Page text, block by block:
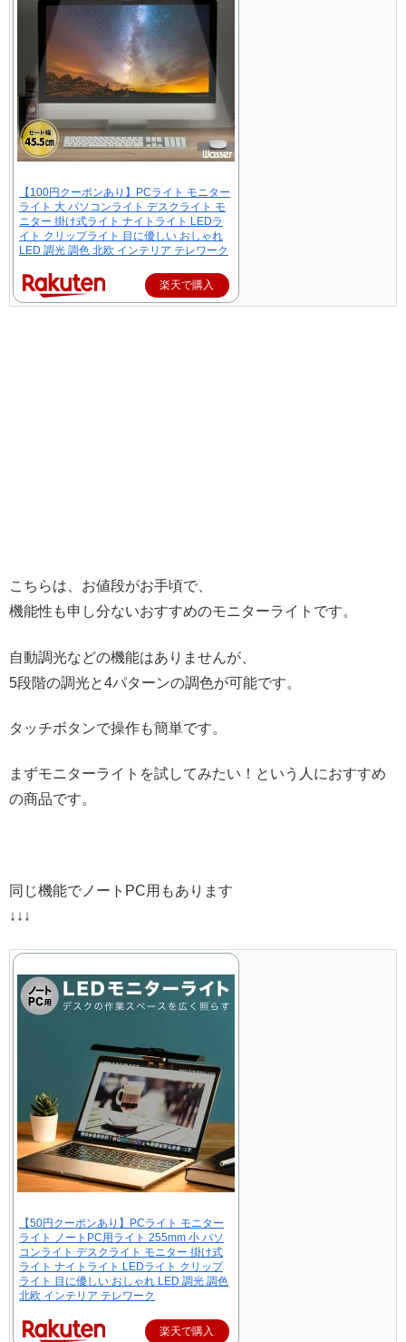
【100円クーポンあり】PCライト モニター
ライト 大 パソコンライト デスクライト モ
ニター 掛け式ライト ナイトライト LEDラ
イト クリップライト 目に優しい おしゃれ
LED 調光 調色 北欧 インテリア テレワーク
楽天で購入
こちらは、お値段がお手頃で、
機能性も申し分ないおすすめのモニターライトです。
自動調光などの機能はありませんが、
5段階の調光と4パターンの調色が可能です。
タッチボタンで操作も簡単です。
まずモニターライトを試してみたい！という人におすすめ
の商品です。
同じ機能でノートPC用もあります
↓↓↓
【50円クーポンあり】PCライト モニター
ライト ノートPC用ライト 255mm 小 パソ
コンライト デスクライト モニター 掛け式
ライト ナイトライト LEDライト クリップ
ライト 目に優しい おしゃれ LED 調光 調色
北欧 インテリア テレワーク
楽天で購入